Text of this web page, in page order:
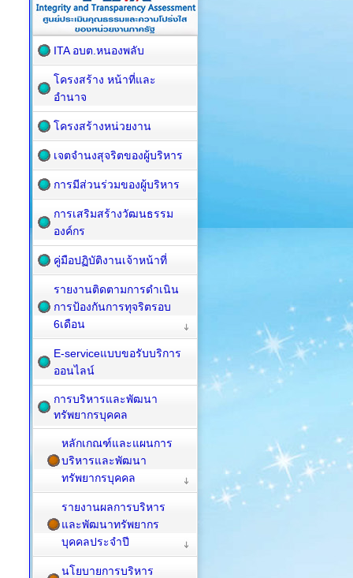
ITA อบต.หนองพลับ
โครงสร้าง หน้าที่และ
อำนาจ
โครงสร้างหน่วยงาน
เจตจำนงสุจริตของผู้บริหาร
การมีส่วนร่วมของผู้บริหาร
การเสริมสร้างวัฒนธรรม
องค์กร
คู่มือปฏิบัติงานเจ้าหน้าที่
รายงานติดตามการดำเนิน
การป้องกันการทุจริตรอบ
6เดือน
E-serviceแบบขอรับบริการ
ออนไลน์
การบริหารและพัฒนา
ทรัพยากรบุคคล
หลักเกณฑ์และแผนการ
บริหารและพัฒนา
ทรัพยากรบุคคล
รายงานผลการบริหาร
และพัฒนาทรัพยากร
บุคคลประจำปี
นโยบายการบริหาร